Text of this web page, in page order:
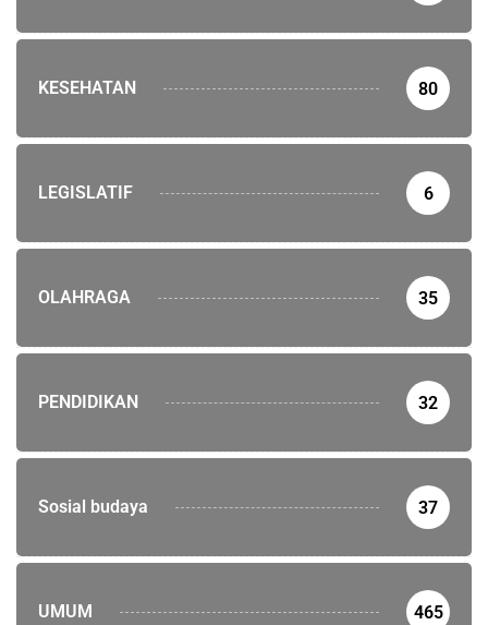
KESEHATAN 80
LEGISLATIF 6
OLAHRAGA 35
PENDIDIKAN 32
Sosial budaya 37
UMUM 465